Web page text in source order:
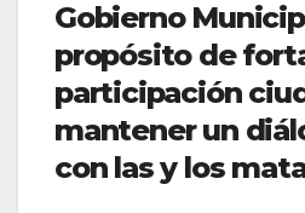
Gobierno
propósito de
participación
mantener un
con las y los